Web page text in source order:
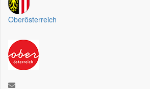
Oberösterreich